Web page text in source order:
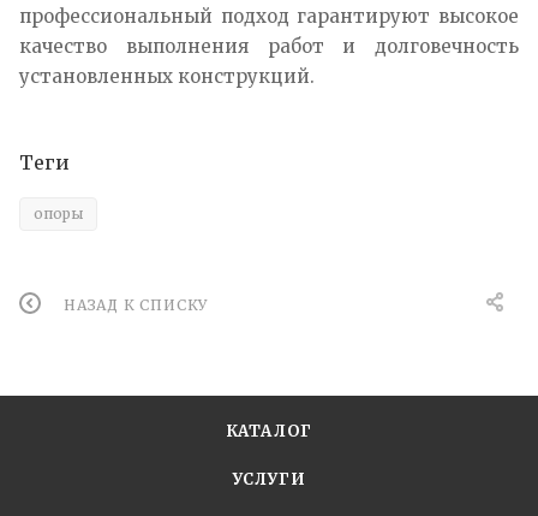
профессиональный подход гарантируют высокое
качество выполнения работ и долговечность
установленных конструкций.
Теги
опоры
НАЗАД К СПИСКУ
КАТАЛОГ
УСЛУГИ